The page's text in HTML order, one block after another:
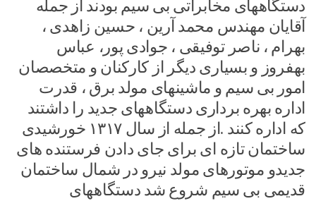
دستگاههای مخابراتی بی سیم بودند از جمله
آقایان مهندس محمد آرین ، حسین زاهدی ،
بهرام ، ناصر توفیقی ، جوادی پور، عباس
بهفروز و بسیاری دیگر از کارکنان و متخصصان
امور بی سیم و ماشینهای مولد برق ، قدرت
اداره بهره برداری دستگاههای جدید را داشتند
که اداره کنند .از جمله از سال ۱۳۱۷ خورشیدی
ساختمان تازه ای برای جای دادن فرستنده های
جدیدو موتورهای مولد نیرو در شمال ساختمان
قدیمی بی سیم شروع شد دستگاههای